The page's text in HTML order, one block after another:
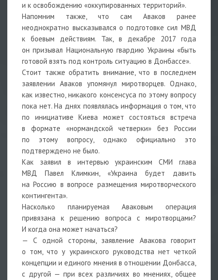
и к освобождению «оккупированных территорий».
Напомним также, что сам Аваков ранее
неоднократно высказывался о подготовке сил МВД
к боевым действиям. Так, в декабре 2017 года
он призывал Национальную гвардию Украины «быть
готовой взять под контроль ситуацию в Донбассе».
Стоит также обратить внимание, что в последнем
заявлении Аваков упомянул миротворцев. Однако,
как известно, никакого консенсуса по этому вопросу
пока нет. На днях появлялась информация о том, что
по инициативе Киева может состояться встреча
в формате «нормандской четверки» без России
по этому вопросу, однако официально это
подтверждено не было.
Как заявил в интервью украинским СМИ глава
МВД Павел Климкин, «Украина будет давить
на Россию в вопросе размещения миротворческого
контингента».
Насколько планируемая Аваковым операция
привязана к решению вопроса с миротворцами?
И когда она может начаться?
— С одной стороны, заявление Авакова говорит
о том, что у украинского руководства нет четкой
концепции и единого мнения в отношении Донбасса,
с другой — при всех различиях во мнениях, общее